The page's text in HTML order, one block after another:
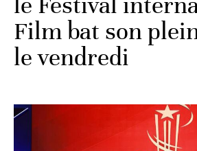
Film bat son
le vendredi